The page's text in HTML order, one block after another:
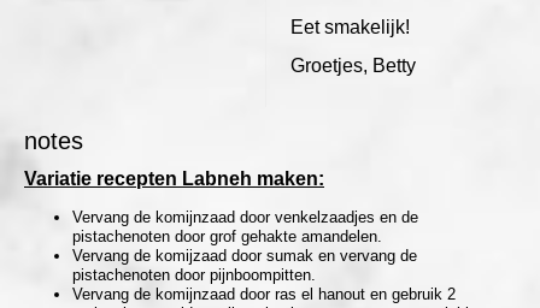
Eet smakelijk!
Groetjes, Betty
notes
Variatie recepten Labneh maken:
Vervang de komijnzaad door venkelzaadjes en de
pistachenoten door grof gehakte amandelen.
Vervang de komijzaad door sumak en vervang de
pistachenoten door pijnboompitten.
Vervang de komijnzaad door ras el hanout en gebruik 2